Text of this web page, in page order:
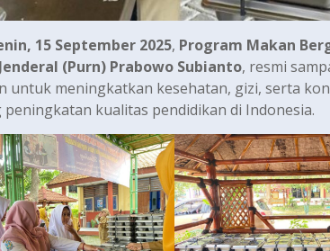
15 September 2025, Program Makan
(Purn) Prabowo Subianto, resmi
untuk meningkatkan kesehatan, gizi, serta
kualitas pendidikan di Indonesia.